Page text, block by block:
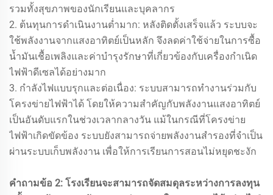
รวมทั้งสุขภาพของนักเรียนและบุคลากร
2. ต้นทุนการดำเนินงานต่ำมาก: หลังติดตั้งเสร็จแล้ว ระบบจะ
ใช้พลังงานจากแสงอาทิตย์เป็นหลัก จึงลดค่าใช้จ่ายในการซื้อ
น้ำมันเชื้อเพลิงและค่าบำรุงรักษาที่เกี่ยวข้องกับเครื่องกำเนิด
ไฟฟ้าดีเซลได้อย่างมาก
3. กำลังไฟแบบรุกและต่อเนื่อง: ระบบสามารถทำงานร่วมกับ
โครงข่ายไฟฟ้าได้ โดยให้ความสำคัญกับพลังงานแสงอาทิตย์
เป็นอันดับแรกในช่วงเวลากลางวัน แม้ในกรณีที่โครงข่าย
ไฟฟ้าเกิดขัดข้อง ระบบยังสามารถจ่ายพลังงานสำรองที่จำเป็น
ผ่านระบบเก็บพลังงาน เพื่อให้การเรียนการสอนไม่หยุดชะงัก
คำถามข้อ 2: โรงเรียนจะสามารถจัดสมดุลระหว่างการลงทุน